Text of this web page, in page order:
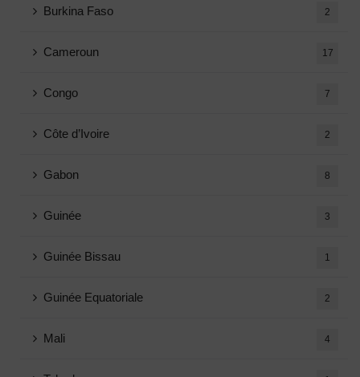
Burkina Faso 2
Cameroun 17
Congo 7
Côte d’Ivoire 2
Gabon 8
Guinée 3
Guinée Bissau 1
Guinée Equatoriale 2
Mali 4